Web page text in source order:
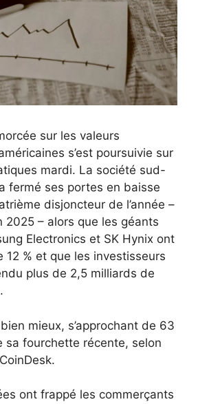
sur les valeurs
s’est poursuivie sur
mardi. La société sud-
fermé ses portes en baisse
disjoncteur de l’année –
2025 – alors que les géants
Electronics et SK Hynix ont
12 % et que les investisseurs
plus de 2,5 milliards de
mieux, s’approchant de 63
sa fourchette récente, selon
ont frappé les commerçants